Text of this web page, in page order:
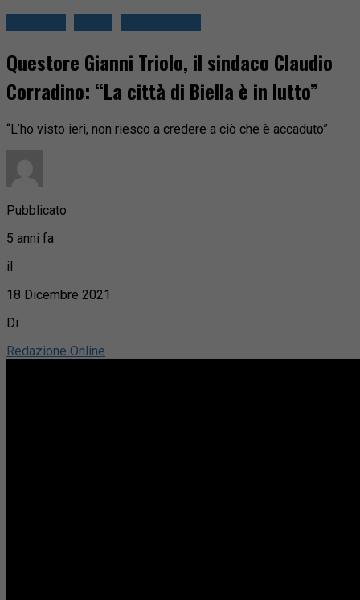
Questore Gianni Triolo, il sindaco Claudio
Corradino: “La città di Biella è in lutto”
“L’ho visto ieri, non riesco a credere a ciò che è accaduto”
Pubblicato
5 anni fa
il
18 Dicembre 2021
Di
Redazione Online